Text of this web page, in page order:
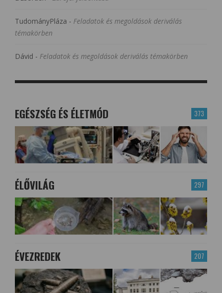
TudományPláza - Feladatok és megoldások deriválás
témakörben
Dávid - Feladatok és megoldások deriválás témakörben
373
EGÉSZSÉG ÉS ÉLETMÓD
297
ÉLŐVILÁG
207
ÉVEZREDEK